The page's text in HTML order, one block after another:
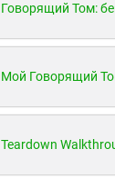
Говорящий Том:
Teardown